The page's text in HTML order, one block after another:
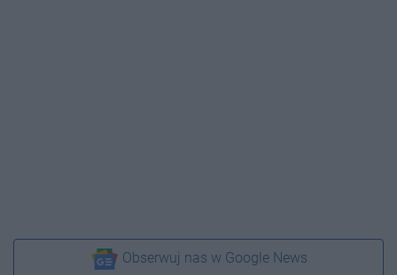
Obserwuj nas w Google News